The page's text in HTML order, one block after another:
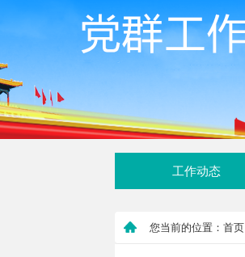
工作动态
您当前的位置：首页